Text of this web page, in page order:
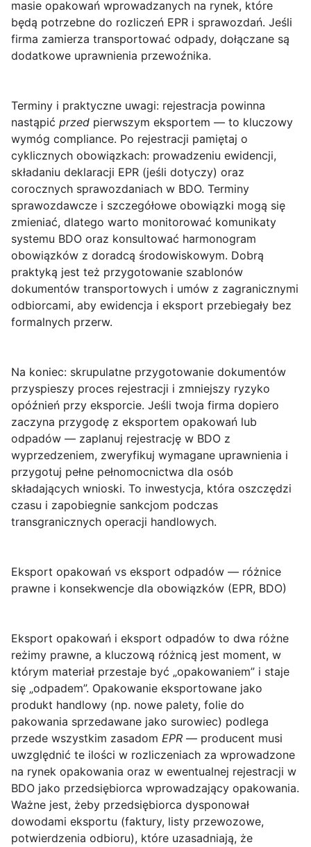
masie opakowań wprowadzanych na rynek, które
będą potrzebne do rozliczeń EPR i sprawozdań. Jeśli
firma zamierza transportować odpady, dołączane są
dodatkowe uprawnienia przewoźnika.
Terminy i praktyczne uwagi: rejestracja powinna
nastąpić przed pierwszym eksportem — to kluczowy
wymóg compliance. Po rejestracji pamiętaj o
cyklicznych obowiązkach: prowadzeniu ewidencji,
składaniu deklaracji EPR (jeśli dotyczy) oraz
corocznych sprawozdaniach w BDO. Terminy
sprawozdawcze i szczegółowe obowiązki mogą się
zmieniać, dlatego warto monitorować komunikaty
systemu BDO oraz konsultować harmonogram
obowiązków z doradcą środowiskowym. Dobrą
praktyką jest też przygotowanie szablonów
dokumentów transportowych i umów z zagranicznymi
odbiorcami, aby ewidencja i eksport przebiegały bez
formalnych przerw.
Na koniec: skrupulatne przygotowanie dokumentów
przyspieszy proces rejestracji i zmniejszy ryzyko
opóźnień przy eksporcie. Jeśli twoja firma dopiero
zaczyna przygodę z eksportem opakowań lub
odpadów — zaplanuj rejestrację w BDO z
wyprzedzeniem, zweryfikuj wymagane uprawnienia i
przygotuj pełne pełnomocnictwa dla osób
składających wnioski. To inwestycja, która oszczędzi
czasu i zapobiegnie sankcjom podczas
transgranicznych operacji handlowych.
Eksport opakowań vs eksport odpadów — różnice
prawne i konsekwencje dla obowiązków (EPR, BDO)
Eksport opakowań i eksport odpadów to dwa różne
reżimy prawne, a kluczową różnicą jest moment, w
którym materiał przestaje być „opakowaniem” i staje
się „odpadem”. Opakowanie eksportowane jako
produkt handlowy (np. nowe palety, folie do
pakowania sprzedawane jako surowiec) podlega
przede wszystkim zasadom EPR — producent musi
uwzględnić te ilości w rozliczeniach za wprowadzone
na rynek opakowania oraz w ewentualnej rejestracji w
BDO jako przedsiębiorca wprowadzający opakowania.
Ważne jest, żeby przedsiębiorca dysponował
dowodami eksportu (faktury, listy przewozowe,
potwierdzenia odbioru), które uzasadniają, że